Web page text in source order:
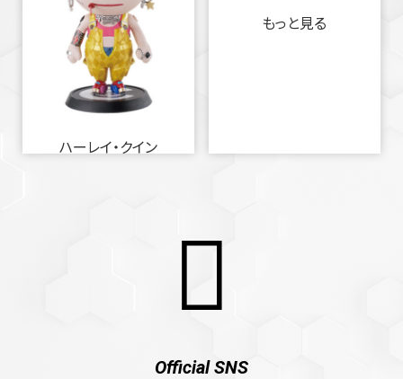
ハーレイ・クイン
もっと見る
Official SNS